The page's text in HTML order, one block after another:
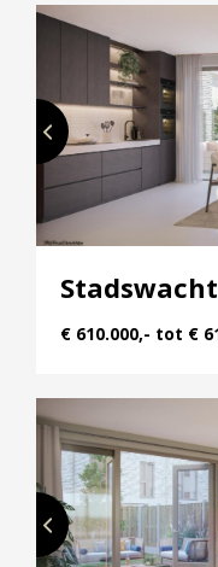
€ 610.000,- tot €